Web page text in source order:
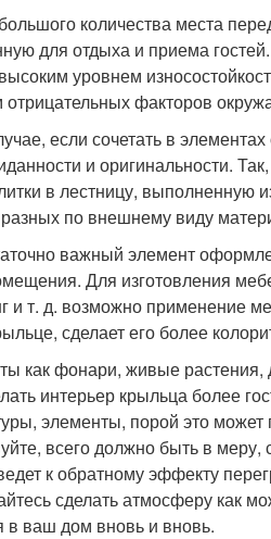
количества места
для отдыха и приема
уровнем
отрицательных факторов
если сочетать в
и оригинальности.
в лестницу, выполненную
по внешнему виду
важный элемент
Для изготовления
и т. д. возможно применение
сделает его более
как фонари, живые растения,
интерьер крыльца более
элементы, порой это
всего должно быть в
к обратному эффекту
сделать атмосферу как
в ваш дом вновь и вновь.